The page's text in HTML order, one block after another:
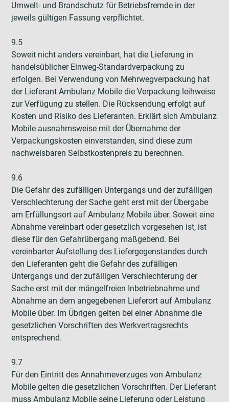
Umwelt- und Brandschutz für Betriebsfremde in der
jeweils gültigen Fassung verpflichtet.
9.5
Soweit nicht anders vereinbart, hat die Lieferung in
handelsüblicher Einweg-Standardverpackung zu
erfolgen. Bei Verwendung von Mehrwegverpackung hat
der Lieferant Ambulanz Mobile die Verpackung leihweise
zur Verfügung zu stellen. Die Rücksendung erfolgt auf
Kosten und Risiko des Lieferanten. Erklärt sich Ambulanz
Mobile ausnahmsweise mit der Übernahme der
Verpackungskosten einverstanden, sind diese zum
nachweisbaren Selbstkostenpreis zu berechnen.
9.6
Die Gefahr des zufälligen Untergangs und der zufälligen
Verschlechterung der Sache geht erst mit der Übergabe
am Erfüllungsort auf Ambulanz Mobile über. Soweit eine
Abnahme vereinbart oder gesetzlich vorgesehen ist, ist
diese für den Gefahrübergang maßgebend. Bei
vereinbarter Aufstellung des Liefergegenstandes durch
den Lieferanten geht die Gefahr des zufälligen
Untergangs und der zufälligen Verschlechterung der
Sache erst mit der mängelfreien Inbetriebnahme und
Abnahme an dem angegebenen Lieferort auf Ambulanz
Mobile über. Im Übrigen gelten bei einer Abnahme die
gesetzlichen Vorschriften des Werkvertragsrechts
entsprechend.
9.7
Für den Eintritt des Annahmeverzuges von Ambulanz
Mobile gelten die gesetzlichen Vorschriften. Der Lieferant
muss Ambulanz Mobile seine Lieferung oder Leistung